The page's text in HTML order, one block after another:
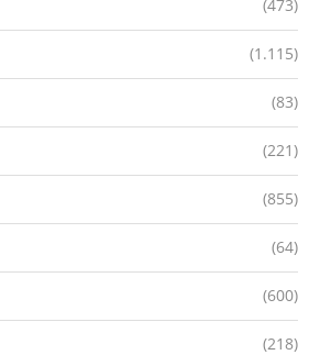
(473)
(1.115)
(83)
(221)
(855)
(64)
(600)
(218)